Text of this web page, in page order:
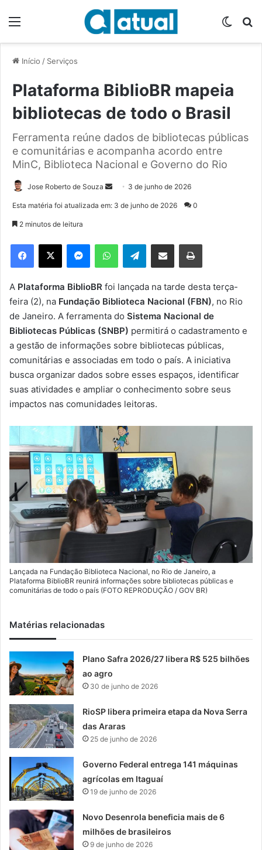
Início / Serviços
Plataforma BiblioBR mapeia
bibliotecas de todo o Brasil
Ferramenta reúne dados de bibliotecas públicas
e comunitárias e acompanha acordo entre
MinC, Biblioteca Nacional e Governo do Rio
Jose Roberto de Souza
e
m
e
-
m
a
3 de junho de 2026
Esta matéria foi atualizada em: 3 de junho de 2026 0
2 minutos de leitura
Telegram
A Plataforma BiblioBR foi lançada na tarde desta terça-
feira (2), na Fundação Biblioteca Nacional (FBN), no Rio
de Janeiro. A ferramenta do Sistema Nacional de
Bibliotecas Públicas (SNBP) permitirá o cadastramento e
a gestão de informações sobre bibliotecas públicas,
comunitárias e associadas em todo o país. A iniciativa
busca organizar dados sobre esses espaços, identificar
suas atividades e ampliar o conhecimento sobre seus
impactos nas comunidades leitoras.
Lançada na Fundação Biblioteca Nacional, no Rio de Janeiro, a
Plataforma BiblioBR reunirá informações sobre bibliotecas públicas e
comunitárias de todo o país (FOTO REPRODUÇÃO / GOV BR)
Matérias relacionadas
Plano Safra 2026/27 libera R$ 525 bilhões
ao agro
30 de junho de 2026
RioSP libera primeira etapa da Nova Serra
das Araras
25 de junho de 2026
Governo Federal entrega 141 máquinas
agrícolas em Itaguaí
19 de junho de 2026
Novo Desenrola beneficia mais de 6
milhões de brasileiros
9 de junho de 2026